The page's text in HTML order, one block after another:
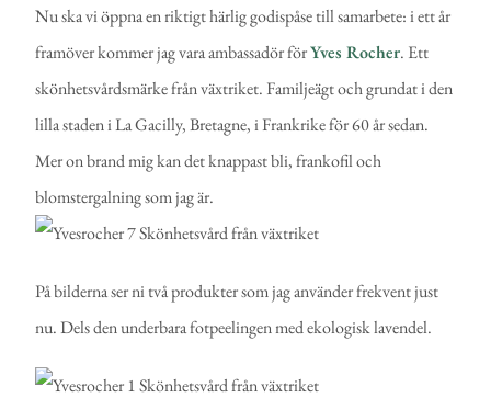
Nu ska vi öppna en riktigt härlig godispåse till samarbete: i ett år
framöver kommer jag vara ambassadör förYves Rocher. Ett
skönhetsvårdsmärke från växtriket. Familjeägt och grundat i den
lilla staden i La Gacilly, Bretagne, i Frankrike för 60 år sedan.
Mer on brand mig kan det knappast bli, frankofil och
blomstergalning som jag är.
På bilderna ser ni två produkter som jag använder frekvent just
nu. Dels den underbara fotpeelingen med ekologisk lavendel.